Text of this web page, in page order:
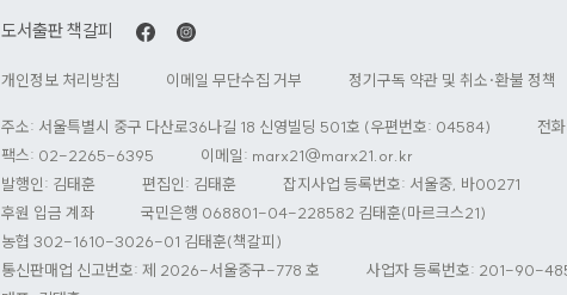
도서출판 책갈피
개인정보 처리방침 이메일 무단수집 거부 정기구독 약관 및 취소·환불 정책
주소: 서울특별시 중구 다산로36나길 18 신영빌딩 501호 (우편번호: 04584) 전
팩스: 02-2265-6395
이메일: marx21@marx21.or.kr
발행인: 김태훈
편집인: 김태훈
잡지사업 등록번호: 서울중, 바00271
후원 입금 계좌
국민은행 068801-04-228582 김태훈(마르크스21)
농협 302-1610-3026-01 김태훈(책갈피)
통신판매업 신고번호: 제 2026-서울중구-778 호
사업자 등록번호: 201-90-